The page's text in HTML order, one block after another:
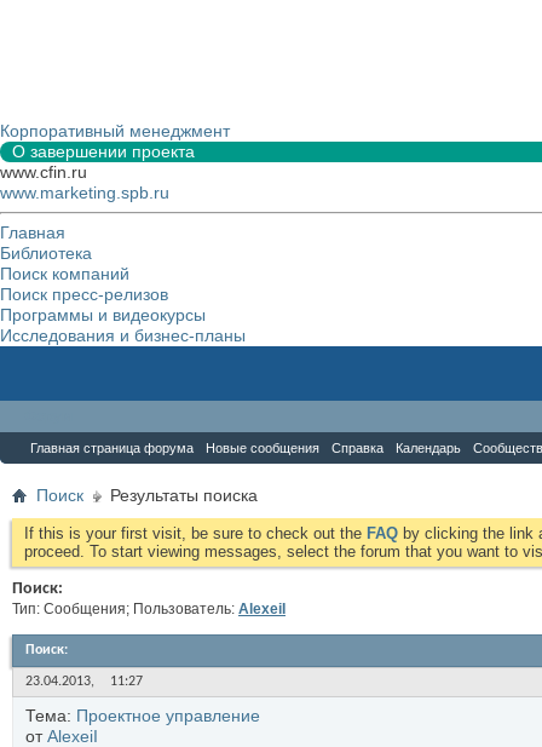
Корпоративный менеджмент
О завершении проекта
www.cfin.ru
www.marketing.spb.ru
Главная
Библиотека
Поиск компаний
Поиск пресс-релизов
Программы и видеокурсы
Исследования и бизнес-планы
Главная страница форума Новые сообщения Справка Календарь
Поиск Результаты поиска
If this is your first visit, be sure to check out the FAQ by clicking the link
proceed. To start viewing messages, select the forum that you want to
Поиск:
Тип: Сообщения; Пользователь: AlexeiI
Поиск:
23.04.2013, 11:27
Тема: Проектное управление
отAlexeiI